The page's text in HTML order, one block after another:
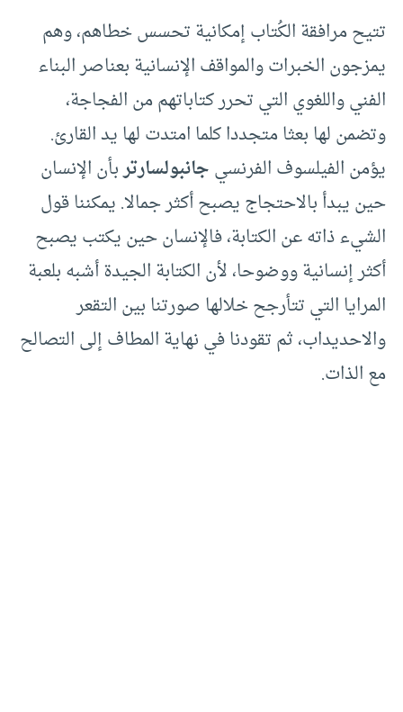
تتيح مرافقة الكُتاب إمكانية تحسس خطاهم، وهم
يمزجون الخبرات والمواقف الإنسانية بعناصر البناء
الفني واللغوي التي تحرر كتاباتهم من الفجاجة،
وتضمن لها بعثا متجددا كلما امتدت لها يد القارئ.
يؤمن الفيلسوف الفرنسيجانبولسارتربأن الإنسان
حين يبدأ بالاحتجاج يصبح أكثر جمالا. يمكننا قول
الشيء ذاته عن الكتابة، فالإنسان حين يكتب يصبح
أكثر إنسانية ووضوحا، لأن الكتابة الجيدة أشبه بلعبة
المرايا التي تتأرجح خلالها صورتنا بين التقعر
والاحديداب، ثم تقودنا في نهاية المطاف إلى التصالح
مع الذات.